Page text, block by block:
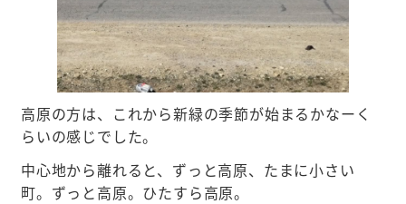
高原の方は、これから新緑の季節が始まるかなーく
らいの感じでした。
中心地から離れると、ずっと高原、たまに小さい
町。ずっと高原。ひたすら高原。